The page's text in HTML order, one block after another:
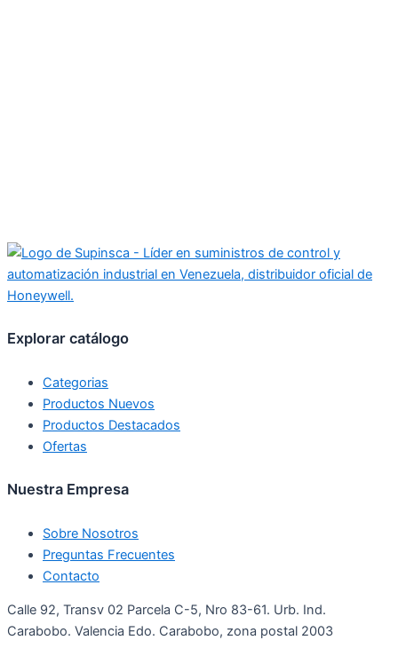
Explorar catálogo
Categorias
Productos Nuevos
Productos Destacados
Ofertas
Nuestra Empresa
Sobre Nosotros
Preguntas Frecuentes
Contacto
Calle 92, Transv 02 Parcela C-5, Nro 83-61. Urb. Ind.
Carabobo. Valencia Edo. Carabobo, zona postal 2003